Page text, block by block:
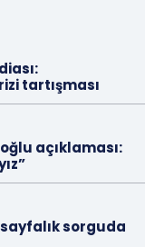
tartışması
açıklaması:
sorguda